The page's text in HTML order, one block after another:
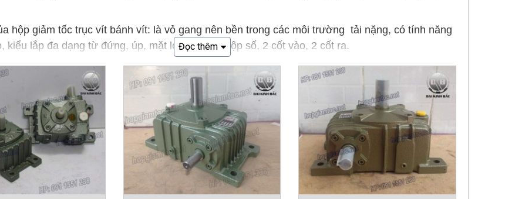
hộp giảm tốc trục vít bánh vít: là vỏ gang nên bền trong các môi trường tải nặng, có tính năng
kiểu lắp đa dạng từ đứng, úp, mặt loa, ghép 2 hộp số, 2 cốt vào, 2 cốt ra.
Đọc thêm